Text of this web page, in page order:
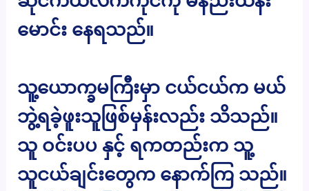
မောင်း နေရသည်။
သူ့ယောက္ခမကြီးမှာ ငယ်ငယ်က မယ်
ဘွဲ့ရခဲ့ဖူးသူဖြစ်မှန်းလည်း သိသည်။
သူ ဝင်းပပ နှင့် ရကတည်းက သူ့
သူငယ်ချင်းတွေက နောက်ကြ သည်။